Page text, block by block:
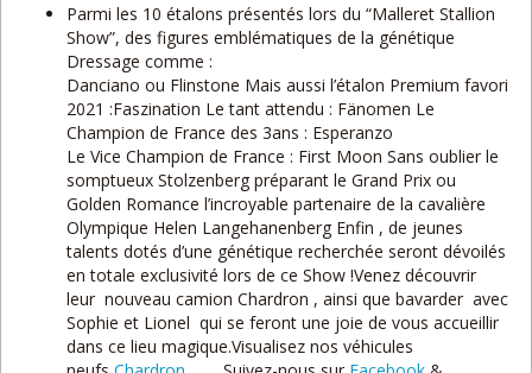
Parmi les 10 étalons présentés lors du “Malleret Stallion
Show”, des figures emblématiques de la génétique
Dressage comme :
Danciano ou Flinstone Mais aussi l’étalon Premium favori
2021 :Faszination Le tant attendu : Fänomen Le
Champion de France des 3ans : Esperanzo
Le Vice Champion de France : First Moon Sans oublier le
somptueux Stolzenberg préparant le Grand Prix ou
Golden Romance l’incroyable partenaire de la cavalière
Olympique Helen Langehanenberg Enfin , de jeunes
talents dotés d’une génétique recherchée seront dévoilés
en totale exclusivité lors de ce Show !Venez découvrir
leur nouveau camion Chardron , ainsi que bavarder avec
Sophie et Lionel qui se feront une joie de vous accueillir
dans ce lieu magique.Visualisez nos véhicules